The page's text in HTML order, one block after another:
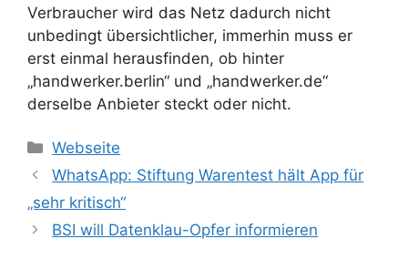
Verbraucher wird das Netz dadurch nicht
unbedingt übersichtlicher, immerhin muss er
erst einmal herausfinden, ob hinter
„handwerker.berlin“ und „handwerker.de“
derselbe Anbieter steckt oder nicht.
Kategorien
Webseite
WhatsApp: Stiftung Warentest hält App für
„sehr kritisch“
BSI will Datenklau-Opfer informieren